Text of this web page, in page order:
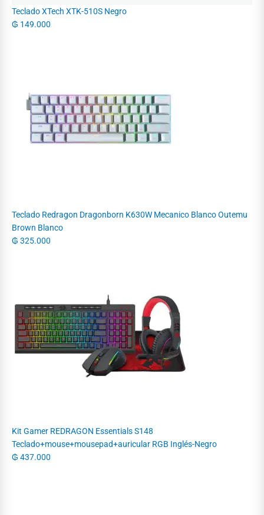
Teclado XTech XTK-510S Negro
₲ 149.000
Teclado Redragon Dragonborn K630W Mecanico Blanco Outemu
Brown Blanco
₲ 325.000
Kit Gamer REDRAGON Essentials S148
Teclado+mouse+mousepad+auricular RGB Inglés-Negro
₲ 437.000